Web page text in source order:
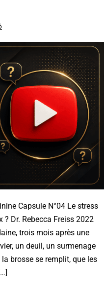
Capsule N°04 Le stress
Dr. Rebecca Freiss 2022
trois mois après une
un deuil, un surmenage
brosse se remplit, que les